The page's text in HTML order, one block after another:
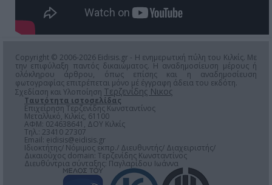
Copyright © 2006-2026 Eidisis.gr - Η ενημερωτική πύλη του Κιλκίς. Με
την επιφύλαξη παντός δικαιώματος. Η αναδημοσίευση μέρους ή
ολόκληρου άρθρου, όπως επίσης και η αναδημοσίευση
φωτογραφίας επιτρέπεται μόνο μέ έγγραφη άδεια του εκδότη.
Σχεδίαση και Υλοποίηση Τερζενίδης Νικος
Ταυτότητα ιστοσελίδας
Επιχείρηση Τερζενίδης Κωνσταντίνος
Μεταλλικό, Κιλκίς, 61100
ΑΦΜ: 024638641, ΔΟΥ Κιλκίς
Τηλ.: 23410 27307
Email: eidisis@eidisis.gr
Ιδιοκτήτης/ Νόμιμος εκπρ./ Διευθυντής/ Διαχειριστής/
Δικαιούχος domain: Τερζενίδης Κωνσταντίνος
Διευθύντρια σύνταξης: Παγλαρίδου Ιωάννα